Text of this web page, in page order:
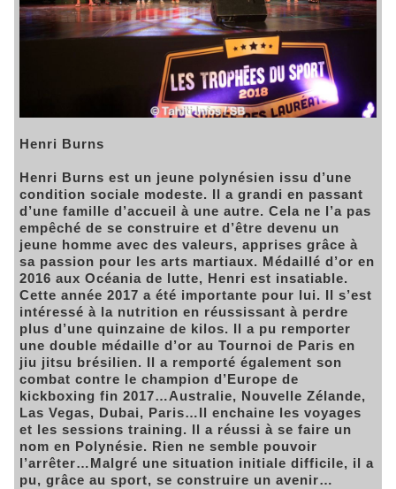
Henri Burns
Henri Burns est un jeune polynésien issu d’une
condition sociale modeste. Il a grandi en passant
d’une famille d’accueil à une autre. Cela ne l’a pas
empêché de se construire et d’être devenu un
jeune homme avec des valeurs, apprises grâce à
sa passion pour les arts martiaux. Médaillé d’or en
2016 aux Océania de lutte, Henri est insatiable.
Cette année 2017 a été importante pour lui. Il s’est
intéressé à la nutrition en réussissant à perdre
plus d’une quinzaine de kilos. Il a pu remporter
une double médaille d’or au Tournoi de Paris en
jiu jitsu brésilien. Il a remporté également son
combat contre le champion d’Europe de
kickboxing fin 2017…Australie, Nouvelle Zélande,
Las Vegas, Dubai, Paris…Il enchaine les voyages
et les sessions training. Il a réussi à se faire un
nom en Polynésie. Rien ne semble pouvoir
l’arrêter…Malgré une situation initiale difficile, il a
pu, grâce au sport, se construire un avenir…